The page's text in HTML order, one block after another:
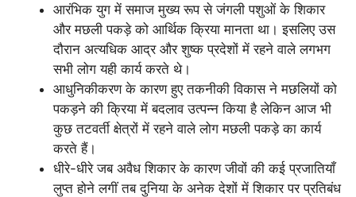
आरंभिक युग में समाज मुख्य रूप से जंगली पशुओं के शिकार
और मछली पकड़े को आर्थिक क्रिया मानता था। इसलिए उस
दौरान अत्यधिक आद्र और शुष्क प्रदेशों में रहने वाले लगभग
सभी लोग यही कार्य करते थे।
आधुनिकीकरण के कारण हुए तकनीकी विकास ने मछलियों को
पकड़ने की क्रिया में बदलाव उत्पन्न किया है लेकिन आज भी
कुछ तटवर्ती क्षेत्रों में रहने वाले लोग मछली पकड़े का कार्य
करते हैं।
धीरे-धीरे जब अवैध शिकार के कारण जीवों की कई प्रजातियाँ
लुप्त होने लगीं तब दुनिया के अनेक देशों में शिकार पर प्रतिबंध